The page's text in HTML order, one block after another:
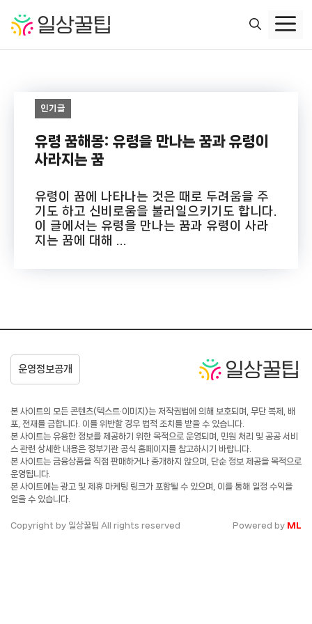
인기글
유령 꿈해몽: 유령을 만나는 꿈과 유령이
사라지는 꿈
유령이 꿈에 나타나는 것은 때로 두려움을 주
기도 하고 신비로움을 불러일으키기도 합니다.
이 글에서는 유령을 만나는 꿈과 유령이 사라
지는 꿈에 대해 ...
본 사이트의 모든 콘텐츠(텍스트·이미지)는 저작권법에 의해 보호되며, 무단 복제, 배
포, 전재를 금합니다. 이를 위반할 경우 법적 조치를 받을 수 있습니다.
본 사이트는 유용한 정보를 제공하기 위한 목적으로 운영되며, 민원 처리 및 공공 서비
스 관련 상세한 내용은 정부기관 공식 홈페이지를 참고하시기 바랍니다.
본 사이트는 금융상품을 직접 판매하거나 중개하지 않으며, 단순 정보 제공을 목적으로
운영됩니다.
본 사이트에는 광고 및 제휴 마케팅 링크가 포함될 수 있으며, 이를 통해 일정 수익을
얻을 수 있습니다.
Copyright by 일상꿀팁 All rights reserved Powered by ML